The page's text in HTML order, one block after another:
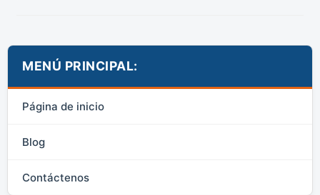
MENÚ PRINCIPAL:
Página de inicio
Blog
Contáctenos